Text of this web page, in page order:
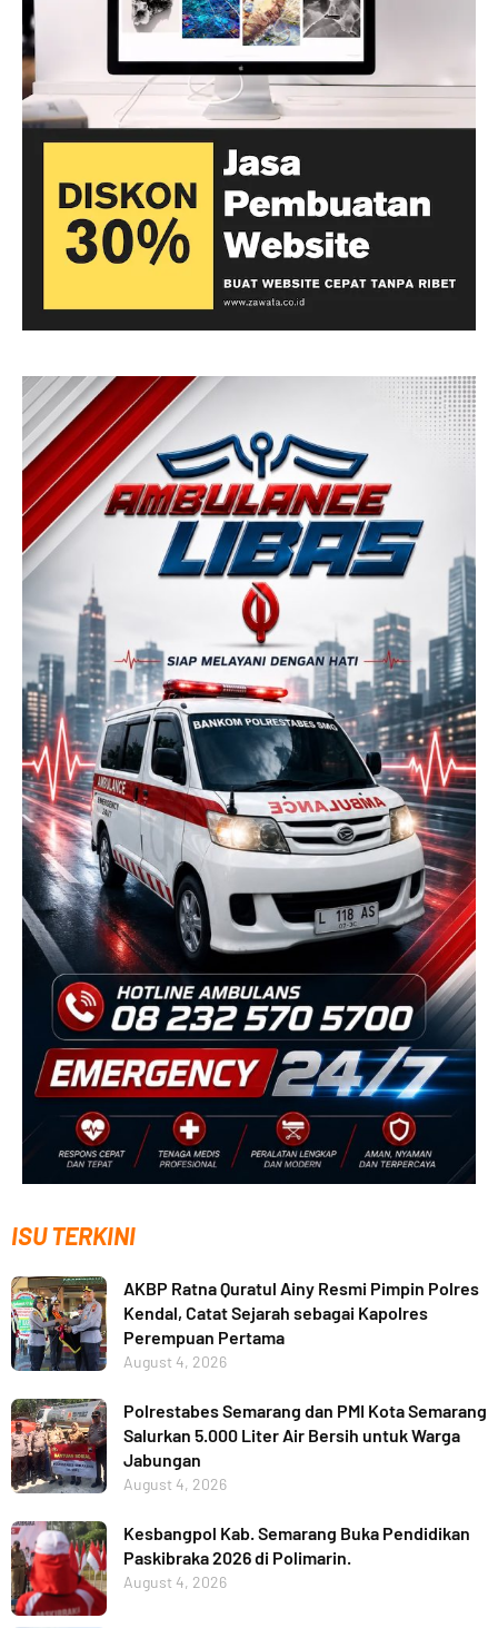
ISU TERKINI
AKBP Ratna Quratul Ainy Resmi Pimpin Polres
Kendal, Catat Sejarah sebagai Kapolres
Perempuan Pertama
August 4, 2026
Polrestabes Semarang dan PMI Kota Semarang
Salurkan 5.000 Liter Air Bersih untuk Warga
Jabungan
August 4, 2026
Kesbangpol Kab. Semarang Buka Pendidikan
Paskibraka 2026 di Polimarin.
August 4, 2026